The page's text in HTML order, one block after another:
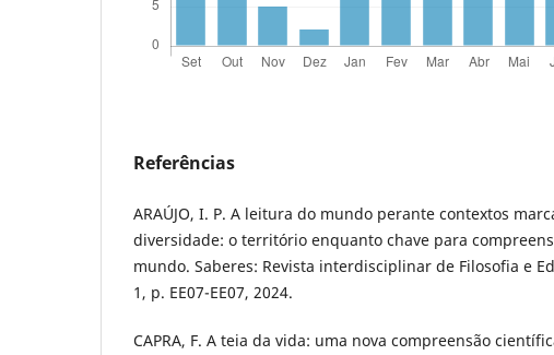
Referências
ARAÚJO, I. P. A leitura do mundo perante contextos
diversidade: o território enquanto chave para
mundo. Saberes: Revista interdisciplinar de Filosofia e
1, p. EE07-EE07, 2024.
CAPRA, F. A teia da vida: uma nova compreensão